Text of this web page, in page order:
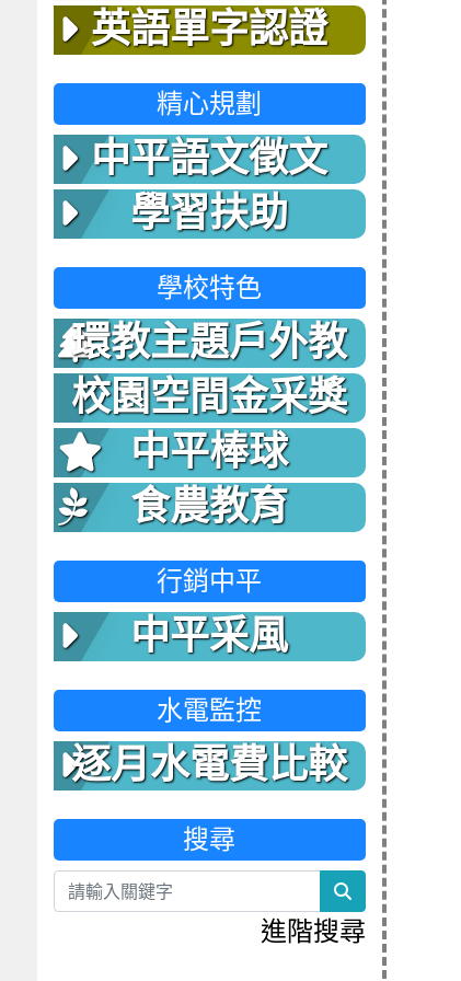
英語單字認證
精心規劃
中平語文徵文
學習扶助
學校特色
環教主題戶外教
室
校園空間金采獎
中平棒球
食農教育
行銷中平
中平采風
水電監控
逐月水電費比較
表
搜尋
search
進階搜尋